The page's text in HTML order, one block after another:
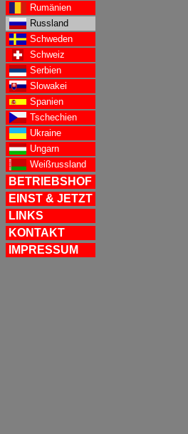
Rumänien
Russland
Schweden
Schweiz
Serbien
Slowakei
Spanien
Tschechien
Ukraine
Ungarn
Weißrussland
BETRIEBSHOF
EINST & JETZT
LINKS
KONTAKT
IMPRESSUM